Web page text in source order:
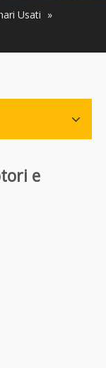
Español
Usati »
e